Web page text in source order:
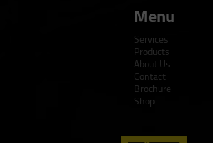
Menu
Services
Products
About Us
Contact
Brochure
Shop